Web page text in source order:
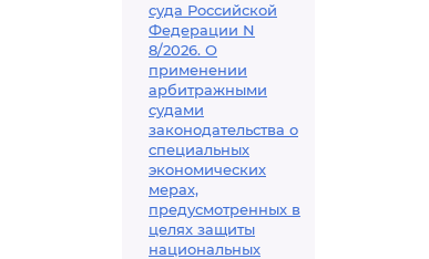
суда Российской
Федерации N
8/2026. О
применении
арбитражными
судами
законодательства о
специальных
экономических
мерах,
предусмотренных в
целях защиты
национальных